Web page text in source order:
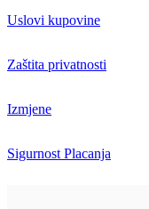
Uslovi kupovine
Zaštita privatnosti
Izmjene
Sigurnost Placanja